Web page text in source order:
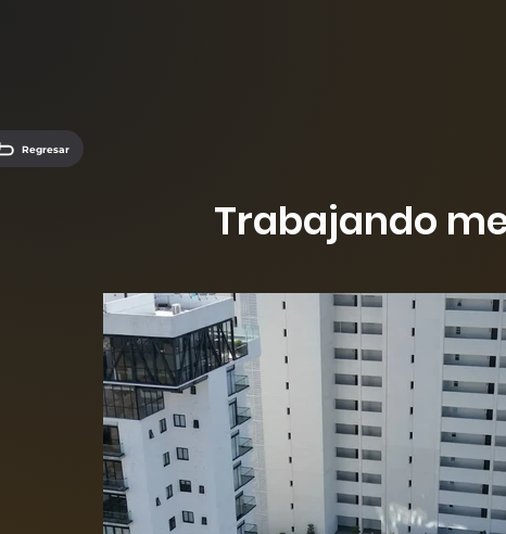
Regresar
Trabajando